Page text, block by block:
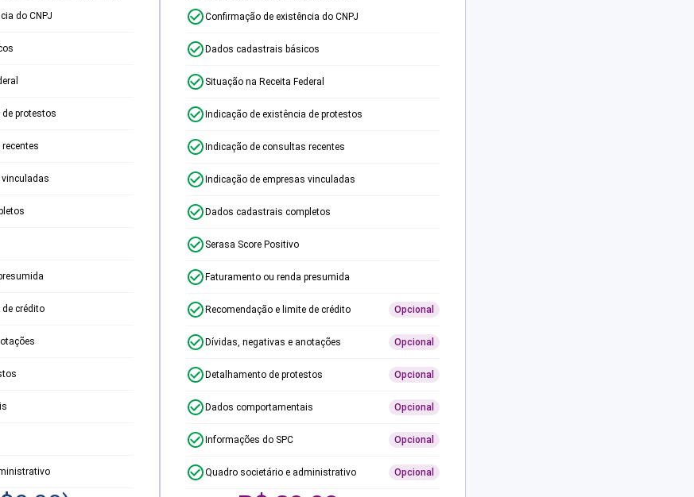
do CNPJ
protestos
crédito
Confirmação de existência do CNPJ
Dados cadastrais básicos
Situação na Receita Federal
Indicação de existência de protestos
Indicação de consultas recentes
Indicação de empresas vinculadas
Dados cadastrais completos
Serasa Score Positivo
Faturamento ou renda presumida
Recomendação e limite de crédito Opcional
Dívidas, negativas e anotações Opcional
Detalhamento de protestos Opcional
Dados comportamentais Opcional
Informações do SPC Opcional
Quadro societário e administrativo Opcional